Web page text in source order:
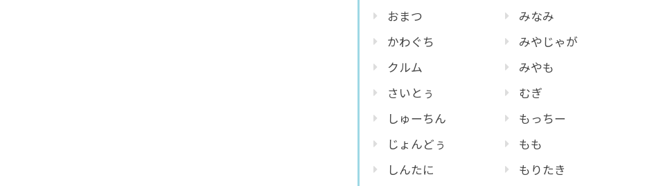
おまつ
かわぐち
クルム
さいとぅ
しゅーちん
じょんどぅ
しんたに
みなみ
みやじゃが
みやも
むぎ
もっちー
もも
もりたき